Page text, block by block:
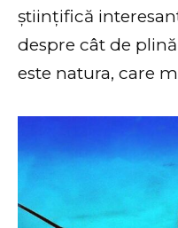
științifică
despre cât de
este natura, care